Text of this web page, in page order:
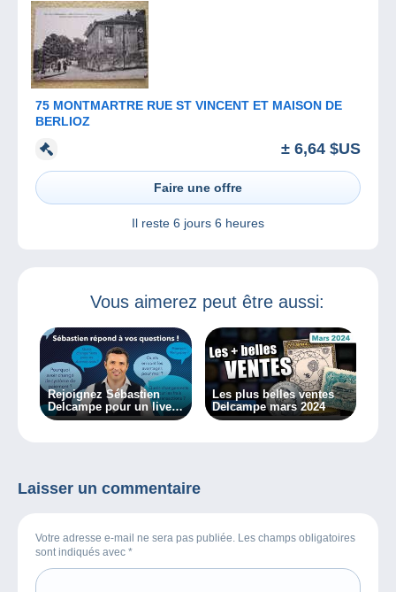
75 MONTMARTRE RUE ST VINCENT ET MAISON DE
BERLIOZ
± 6,64 $US
Faire une offre
Il reste 6 jours 6 heures
Vous aimerez peut être aussi:
Rejoignez Sébastien
Delcampe pour un live
le 20/02/2024 !
Les plus belles ventes
Delcampe mars 2024
Laisser un commentaire
Votre adresse e-mail ne sera pas publiée. Les champs obligatoires
sont indiqués avec *